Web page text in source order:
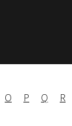
O P Q R